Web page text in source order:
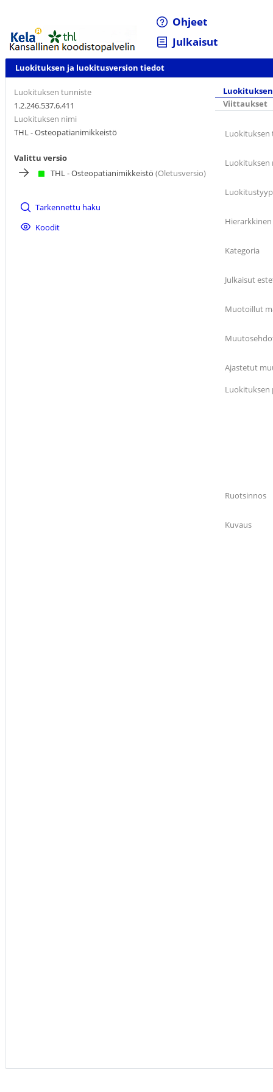
Ohjeet
Julkaisut
Luokituksen ja luokitusversion tiedot
Luokituksen tunniste
1.2.246.537.6.411
Luokituksen nimi
THL - Osteopatianimikkeistö
Valittu versio
THL - Osteopatianimikkeistö (Oletusversio)
Tarkennettu haku
Koodit
Viittaukset
Luokituksen
Luokituksen
Kategoria
Julkaisut
Muotoillut
Ajastetut
Luokituksen
Ruotsinnos
Kuvaus